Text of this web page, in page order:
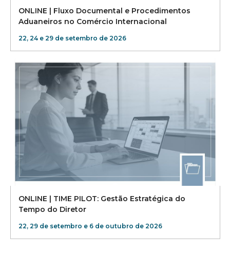
ONLINE | Fluxo Documental e Procedimentos
Aduaneiros no Comércio Internacional
22, 24 e 29 de setembro de 2026
ONLINE | TIME PILOT: Gestão Estratégica do
Tempo do Diretor
22, 29 de setembro e 6 de outubro de 2026